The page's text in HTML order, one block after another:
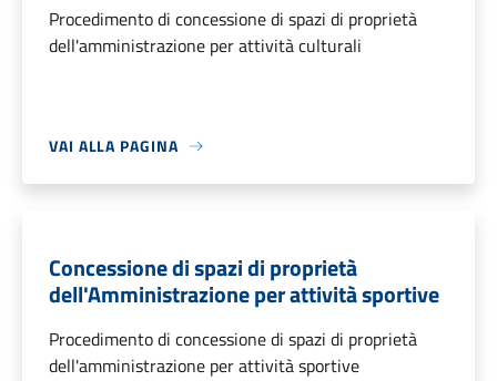
Procedimento di concessione di spazi di proprietà
dell'amministrazione per attività culturali
VAI ALLA PAGINA
Concessione di spazi di proprietà
dell'Amministrazione per attività sportive
Procedimento di concessione di spazi di proprietà
dell'amministrazione per attività sportive